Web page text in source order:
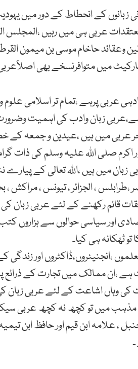
زبانوں کے انحطاط کے دور میں
وعقائد حاخام موسی بن میمون
میں متوافرنسخے بھی
عربی پرہے ،تمام تر اسلامی
زبان وادب کی اہمیت وضرورت
آخر عربی میں ہیں ،عیدین و جمعہ
صلی اﷲ علیہ وسلم کی ذات
میں ہیں ،اﷲ تعالی کے پیارے
،طرابلس ، الجزائر ، تیونس ،
قائم رکھنے کے لئے عربی زبان
اور سیاسی حوالوں سے ہزاروں
ٹھکانہ ہی کیا۔
،انجنیئروں،ڈاکٹروں اور
،ان ممالک میں تجارت کے ذرائع
کی وہاں اشاعت کے لئے عربی زبان
میں تو کچھ نہ کچھ عربی
، علامہ ابن قیم اور حافظ